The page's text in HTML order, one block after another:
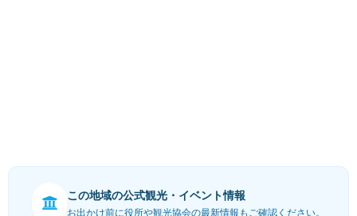
この地域の公式観光・イベント情報
お出かけ前に役所や観光協会の最新情報もご確認ください。